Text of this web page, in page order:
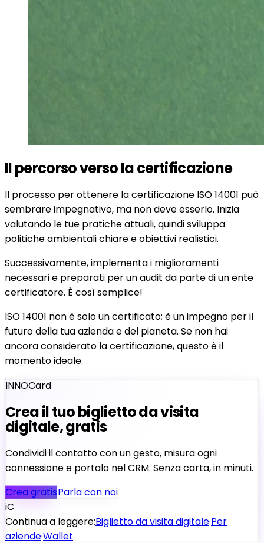
Il percorso verso la certificazione
Il processo per ottenere la certificazione ISO 14001 può
sembrare impegnativo, ma non deve esserlo. Inizia
valutando le tue pratiche attuali, quindi sviluppa
politiche ambientali chiare e obiettivi realistici.
Successivamente, implementa i miglioramenti
necessari e preparati per un audit da parte di un ente
certificatore. È così semplice!
ISO 14001 non è solo un certificato; è un impegno per il
futuro della tua azienda e del pianeta. Se non hai
ancora considerato la certificazione, questo è il
momento ideale.
INNOCard
Crea il tuo biglietto da visita
digitale, gratis
Condividi il contatto con un gesto, misura ogni
connessione e portalo nel CRM. Senza carta, in minuti.
Crea gratisParla con noi
iC
Continua a leggere:Biglietto da visita digitale·Per
aziende·Wallet